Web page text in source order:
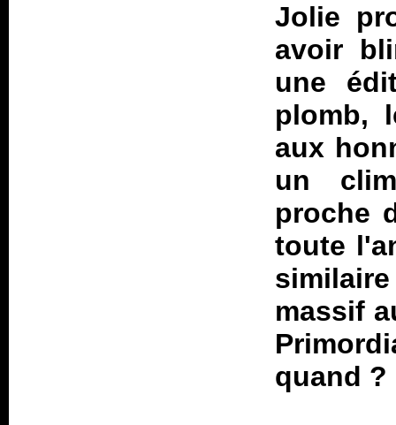
Jolie
avoir
une
plomb,
aux
un
proche
toute
massif
quand ?